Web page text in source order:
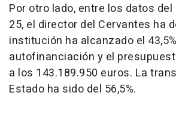
Por otro lado, entre los datos
25, el director del Cervantes ha
institución ha alcanzado el
autofinanciación y el
a los 143.189.950 euros. La
Estado ha sido del 56,5%.